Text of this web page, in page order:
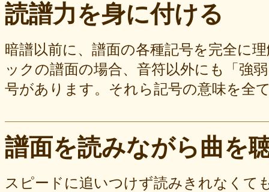
読譜力を身に付ける
暗譜以前に、譜面の各種記号を完全に
ックの譜面の場合、音符以外にも「強
号があります。それら記号の意味を全
譜面を読みながら曲を
スピードに追いつけず読みきれなくて